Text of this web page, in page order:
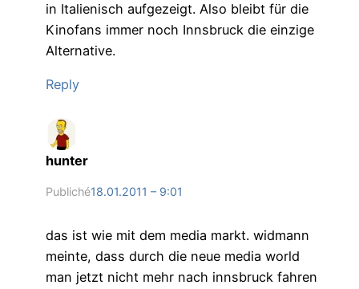
in Italienisch aufgezeigt. Also bleibt für die
Kinofans immer noch Innsbruck die einzige
Alternative.
Reply
hunter
Publiché18.01.2011 – 9:01
das ist wie mit dem media markt. widmann
meinte, dass durch die neue media world
man jetzt nicht mehr nach innsbruck fahren